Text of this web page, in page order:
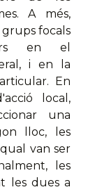
A més,
focals
en el
i en la
En
local,
una
lloc, les
van ser
les
les dues a